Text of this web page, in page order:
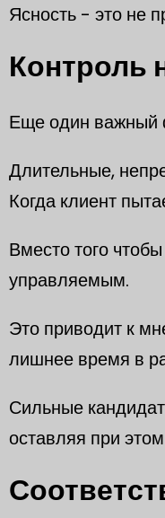
Ясность - это не
Контроль
Еще один важный
Длительные,
Когда клиент
Вместо того
управляемым.
Это приводит к
лишнее время в
Сильные
оставляя при